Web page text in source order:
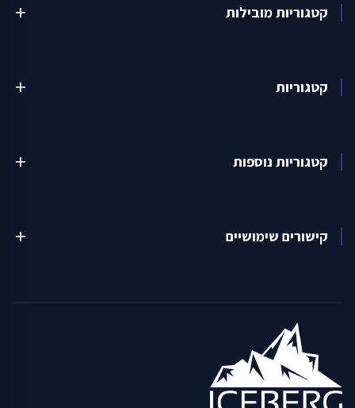
קטגוריות מובילות add
קטגוריות add
קטגוריות נוספות add
קישורים שימושיים add